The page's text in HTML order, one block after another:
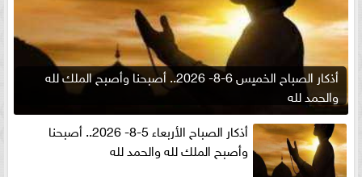
أذكار الصباح الخميس 6-8- 2026.. أصبحنا وأصبح الملك لله
والحمد لله
أذكار الصباح الأربعاء 5-8- 2026.. أصبحنا
وأصبح الملك لله والحمد لله